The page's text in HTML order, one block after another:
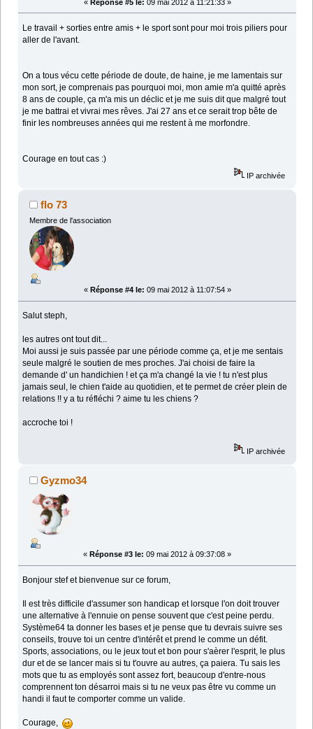
« Réponse #5 le: 09 mai 2012 à 11:21:33 »
Le travail + sorties entre amis + le sport sont pour moi trois piliers pour
aller de l'avant.
On a tous vécu cette période de doute, de haine, je me lamentais sur
mon sort, je comprenais pas pourquoi moi, mon amie m'a quitté après
8 ans de couple, ça m'a mis un déclic et je me suis dit que malgré tout
je me battrai et vivrai mes rêves. J'ai 27 ans et ce serait trop bête de
finir les nombreuses années qui me restent à me morfondre.
Courage en tout cas :)
IP archivée
flo 73
Membre de l'association
« Réponse #4 le: 09 mai 2012 à 11:07:54 »
Salut steph,
les autres ont tout dit...
Moi aussi je suis passée par une période comme ça, et je me sentais
seule malgré le soutien de mes proches. J'ai choisi de faire la
demande d' un handichien ! et ça m'a changé la vie ! tu n'est plus
jamais seul, le chien t'aide au quotidien, et te permet de créer plein de
relations !! y a tu réfléchi ? aime tu les chiens ?
accroche toi !
IP archivée
Gyzmo34
« Réponse #3 le: 09 mai 2012 à 09:37:08 »
Bonjour stef et bienvenue sur ce forum,
Il est très difficile d'assumer son handicap et lorsque l'on doit trouver
une alternative à l'ennuie on pense souvent que c'est peine perdu.
Système64 ta donner les bases et je pense que tu devrais suivre ses
conseils, trouve toi un centre d'intérêt et prend le comme un défit.
Sports, associations, ou le jeux tout et bon pour s'aèrer l'esprit, le plus
dur et de se lancer mais si tu t'ouvre au autres, ça paiera. Tu sais les
mots que tu as employés sont assez fort, beaucoup d'entre-nous
comprennent ton désarroi mais si tu ne veux pas être vu comme un
handi il faut te comporter comme un valide.
Courage,